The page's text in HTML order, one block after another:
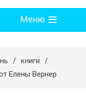
Меню
книги
Елены Вернер